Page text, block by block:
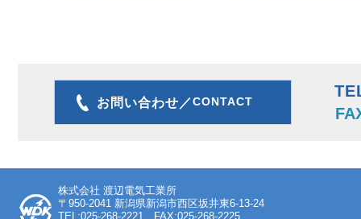
お問い合わせ／CONTACT
株式会社 渡辺電気工業所
〒950-2041 新潟県新潟市西区坂井東6-13-24
TEL:025-268-2221 FAX:025-268-2225